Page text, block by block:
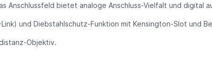
Anschlussfeld bietet analoge Anschluss-Vielfalt und digital
und Diebstahlschutz-Funktion mit Kensington-Slot und
Objektiv.